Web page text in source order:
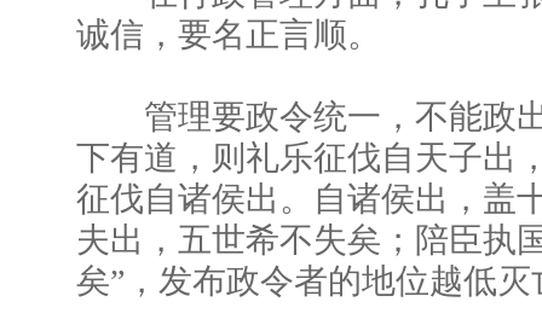
诚信，要名正言顺。
管理要政令统一，不能政出
下有道，则礼乐征伐自天子出
征伐自诸侯出。自诸侯出，盖
夫出，五世希不失矣；陪臣执
矣”，发布政令者的地位越低